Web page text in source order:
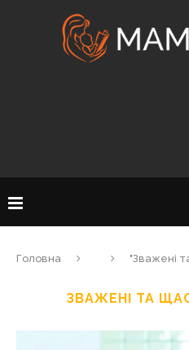
Головна "Зважені
ЗВАЖЕНІ ТА